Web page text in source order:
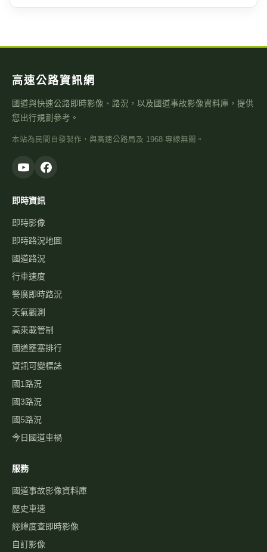
高速公路資訊網
國道與快速公路即時影像、路況，以及國道事故影像資料庫，提供
您出行規劃參考。
本站為民間自發製作，與高速公路局及 1968 專線無關。
即時資訊
即時影像
即時路況地圖
國道路況
行車速度
警廣即時路況
天氣觀測
高乘載管制
國道壅塞排行
資訊可變標誌
國1路況
國3路況
國5路況
今日國道車禍
服務
國道事故影像資料庫
歷史車速
經緯度查即時影像
自訂影像